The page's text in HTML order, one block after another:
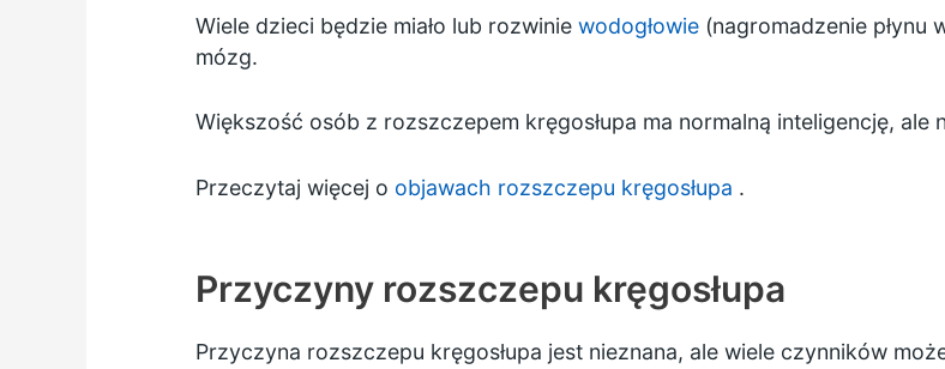
Wiele dzieci będzie miało lub rozwinie wodogłowie(nagromadzenie płynu
mózg.
Większość osób z rozszczepem kręgosłupa ma normalną inteligencję, ale
Przeczytaj więcej o objawach rozszczepu kręgosłupa .
Przyczyny rozszczepu kręgosłupa
Przyczyna rozszczepu kręgosłupa jest nieznana, ale wiele czynników